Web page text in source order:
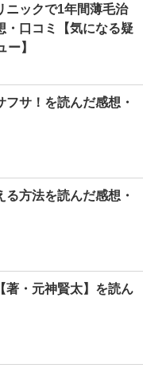
ニックで1年間薄毛治
・口コミ【気になる疑
ー】
サ！を読んだ感想・
方法を読んだ感想・
著・元神賢太】を読ん